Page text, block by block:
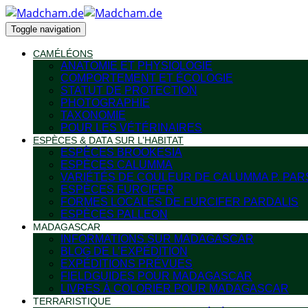
Toggle navigation
CAMÉLÉONS
ANATOMIE ET PHYSIOLOGIE
COMPORTEMENT ET ÉCOLOGIE
STATUT DE PROTECTION
PHOTOGRAPHIE
TAXONOMIE
POUR LES VÉTÉRINAIRES
ESPÈCES & DATA SUR L’HABITAT
ESPÈCES BROOKESIA
ESPÈCES CALUMMA
VARIÉTÉS DE COULEUR DE CALUMMA P.
ESPÈCES FURCIFER
FORMES LOCALES DE FURCIFER PARDALIS
ESPÈCES PALLEON
MADAGASCAR
INFORMATIONS SUR MADAGASCAR
BLOG DE L’EXPÉDITION
EXPÉDITIONS PRÉVUES
FIELDGUIDES POUR MADAGASCAR
LIVRES À COLORIER POUR MADAGASCAR
TERRARISTIQUE